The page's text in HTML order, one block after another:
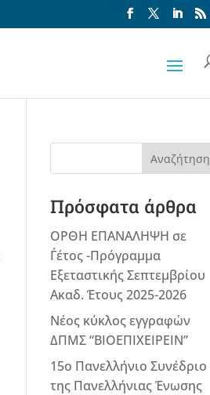
Αναζήτηση
Πρόσφατα άρθρα
ΟΡΘΗ ΕΠΑΝΑΛΗΨΗ σε
Γ΄έτος -Πρόγραμμα
Εξεταστικής Σεπτεμβρίου
Ακαδ. Έτους 2025-2026
Νέος κύκλος εγγραφών
ΔΠΜΣ “ΒΙΟΕΠΙΧΕΙΡΕΙΝ”
15ο Πανελλήνιο Συνέδριο
της Πανελλήνιας Ένωσης